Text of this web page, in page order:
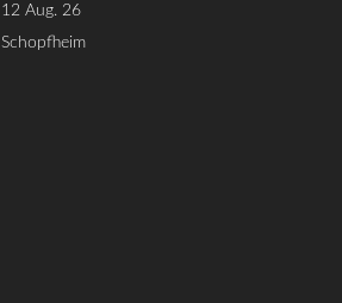
12 Aug. 26
Schopfheim